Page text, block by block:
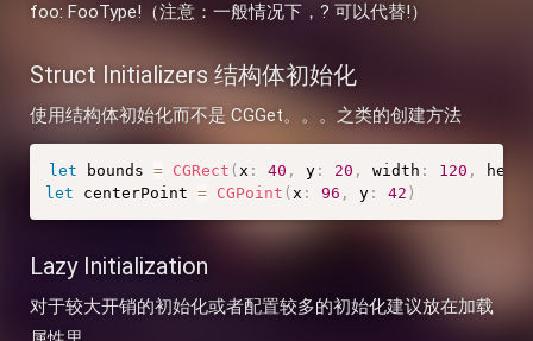
foo: FooType!（注意：一般情况下，? 可以代替!）
Struct Initializers 结构体初始化
使用结构体初始化而不是 CGGet。。。之类的创建方法
let bounds = CGRect ( x : 40 , y : 20 , width : 120 ,
let centerPoint = CGPoint ( x : 96 , y : 42 )
Lazy Initialization
对于较大开销的初始化或者配置较多的初始化建议放在加载